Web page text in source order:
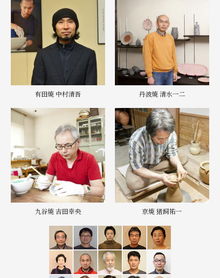
有田焼 中村清吾 丹波焼 清水一二
九谷焼 吉田幸央 京焼 猪飼祐一